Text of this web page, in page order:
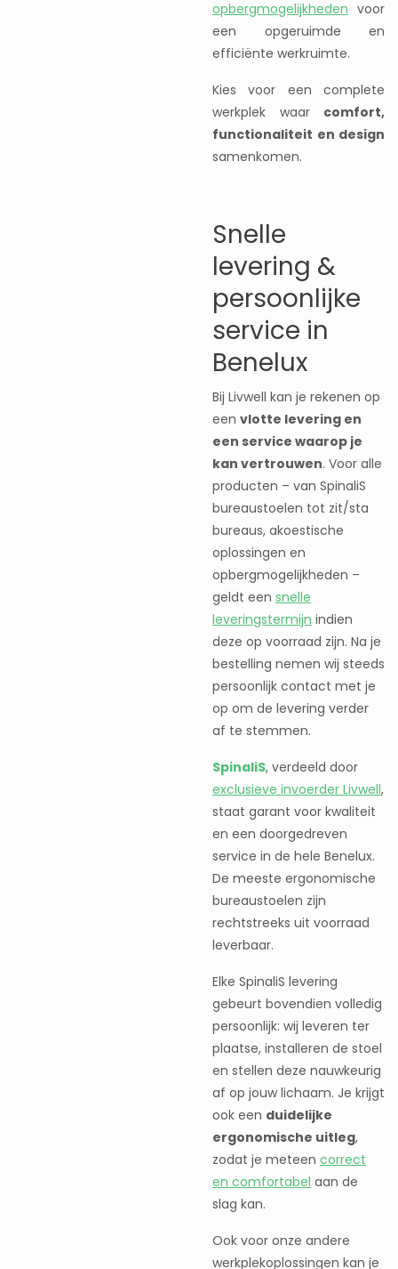
opbergmogelijkheden voor
een opgeruimde en
efficiënte werkruimte.
Kies voor een complete
werkplek waar comfort,
functionaliteit en design
samenkomen.
Snelle
levering &
persoonlijke
service in
Benelux
Bij Livwell kan je rekenen op
een vlotte levering en
een service waarop je
kan vertrouwen. Voor alle
producten – van SpinaliS
bureaustoelen tot zit/sta
bureaus, akoestische
oplossingen en
opbergmogelijkheden –
geldt een snelle
leveringstermijn indien
deze op voorraad zijn. Na je
bestelling nemen wij steeds
persoonlijk contact met je
op om de levering verder
af te stemmen.
SpinaliS, verdeeld door
exclusieve invoerder Livwell,
staat garant voor kwaliteit
en een doorgedreven
service in de hele Benelux.
De meeste ergonomische
bureaustoelen zijn
rechtstreeks uit voorraad
leverbaar.
Elke SpinaliS levering
gebeurt bovendien volledig
persoonlijk: wij leveren ter
plaatse, installeren de stoel
en stellen deze nauwkeurig
af op jouw lichaam. Je krijgt
ook een duidelijke
ergonomische uitleg,
zodat je meteen correct
en comfortabel aan de
slag kan.
Ook voor onze andere
werkplekoplossingen kan je